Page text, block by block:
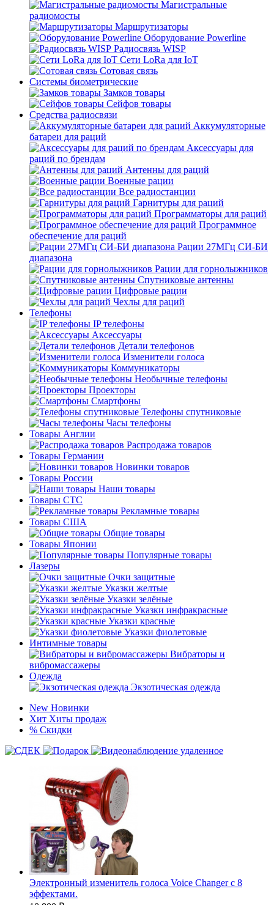
Магистральные
радиомосты
Маршрутизаторы
Оборудование Powerline
Радиосвязь WISP
Сети LoRa для IoT
Сотовая связь
Системы биометрические
Замков товары
Сейфов товары
Средства радиосвязи
Аккумуляторные
батареи для раций
Аксессуары для
раций по брендам
Антенны для раций
Военные рации
Все радиостанции
Гарнитуры для раций
Программаторы для раций
Программное
обеспечение для раций
Рации 27МГц СИ-БИ
диапазона
Рации для горнолыжников
Спутниковые антенны
Цифровые рации
Чехлы для раций
Телефоны
IP телефоны
Аксессуары
Детали телефонов
Изменители голоса
Коммуникаторы
Необычные телефоны
Проекторы
Смартфоны
Телефоны спутниковые
Часы телефоны
Товары Англии
Распродажа товаров
Товары Германии
Новинки товаров
Товары России
Наши товары
Товары СТС
Рекламные товары
Товары США
Общие товары
Товары Японии
Популярные товары
Лазеры
Очки защитные
Указки желтые
Указки зелёные
Указки инфракрасные
Указки красные
Указки фиолетовые
Интимные товары
Вибраторы и
вибромассажеры
Одежда
Экзотическая одежда
New Новинки
Хит Хиты продаж
% Скидки
Электронный изменитель голоса Voice Changer с 8
эффектами.